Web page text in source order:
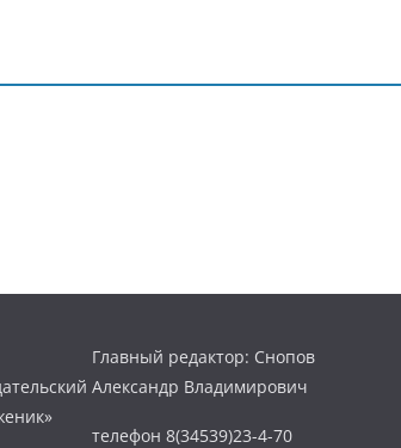
Главный редактор: Снопов
Александр Владимирович
телефон 8(34539)23-4-70